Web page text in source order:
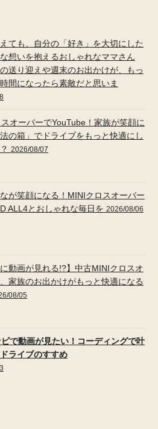
ても、自分の「好き」を大切にした
想いを抱えるおしゃれなママさん
送り迎えや週末のお出かけが、もっ
間になったら素敵だと思いま
オーバーでYouTube！家族が笑顔に
の箱」でドライブをもっと快適にし
2026/08/07
が笑顔になる！MINIクロスオーバー
ALL4とおしゃれな毎日を 2026/08/06
に動画が見れる!?】中古MINIクロスオ
家族のお出かけがもっと快適になる
08/05
で動画が見たい！コーディングで叶
ライブのすすめ